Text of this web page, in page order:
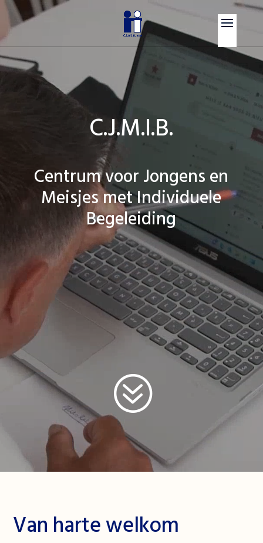
Videospeler
C.J.M.I.B.
Centrum voor Jongens en
Meisjes met Individuele
Begeleiding
?
Van harte welkom